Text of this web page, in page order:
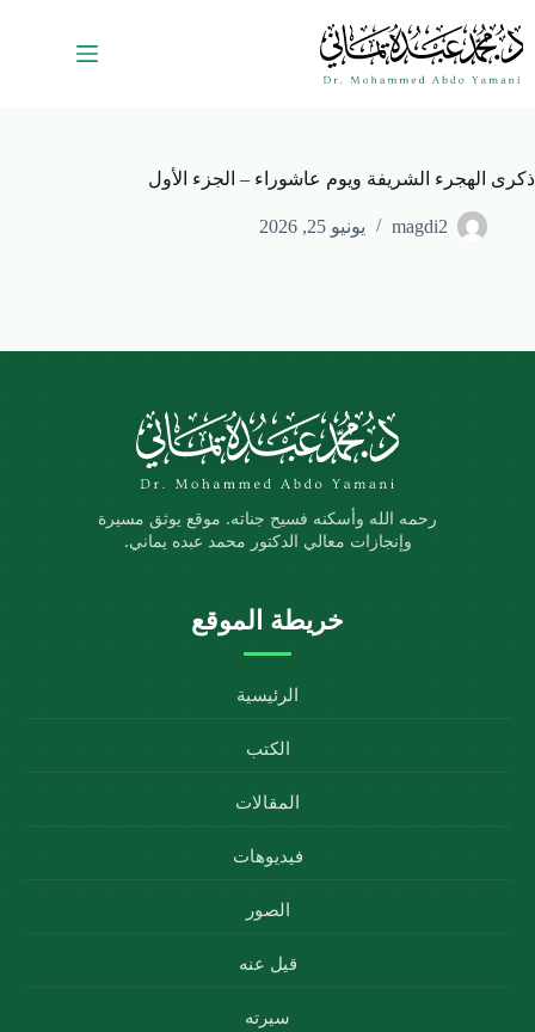
ذكرى الهجرء الشريفة ويوم عاشوراء – الجزء الأول
magdi2 يونيو 25, 2026
رحمه الله وأسكنه فسيح جناته. موقع يوثق مسيرة
وإنجازات معالي الدكتور محمد عبده يماني.
خريطة الموقع
الرئيسية
الكتب
المقالات
فيديوهات
الصور
قيل عنه
سيرته